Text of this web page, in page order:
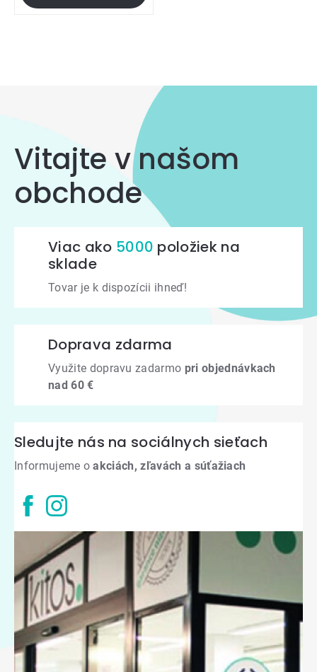
prvky
výpisu
Vitajte v našom
obchode
Viac ako 5000 položiek na
sklade
Tovar je k dispozícii ihneď!
Doprava zdarma
Využite dopravu zadarmo pri objednávkach
nad 60 €
Sledujte nás na sociálnych sieťach
Informujeme oakciách, zľavách a súťažiach